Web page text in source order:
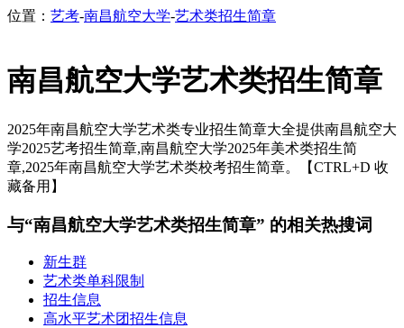
位置： 艺考-南昌航空大学-艺术类招生简章
南昌航空大学艺术类招生简章
2025年南昌航空大学艺术类专业招生简章大全提供南昌航空大
学2025艺考招生简章,南昌航空大学2025年美术类招生简
章,2025年南昌航空大学艺术类校考招生简章。【CTRL+D 收
藏备用】
与“南昌航空大学艺术类招生简章” 的相关热搜词
新生群
艺术类单科限制
招生信息
高水平艺术团招生信息